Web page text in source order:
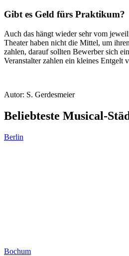
Gibt es Geld fürs Praktikum?
Auch das hängt wieder sehr vom
Theater haben nicht die Mittel, um
zahlen, darauf sollten Bewerber sich
Veranstalter zahlen ein kleines Entgelt
Autor: S. Gerdesmeier
Beliebteste Musical-
Berlin
Bochum